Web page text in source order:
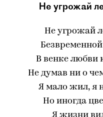
Не угрожай
Не угрожай
В венке любви
Не думав ни о
Я мало жил, я
Но иногда